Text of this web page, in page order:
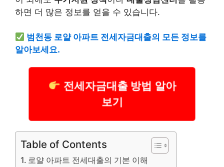
하면 더 많은 정보를 얻을 수 있습니다.
범천동 로얄 아파트 전세자금대출의 모든 정보를
알아보세요.
전세자금대출 방법 알아
보기
Table of Contents
로얄 아파트 전세대출의 기본 이해